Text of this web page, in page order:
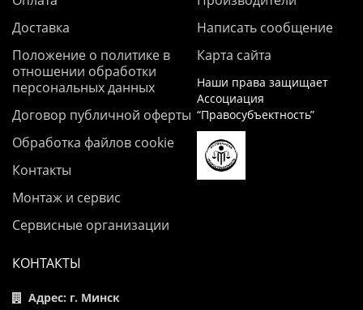
Доставка
Положение о политике в
отношении обработки
персональных данных
Договор публичной оферты
Обработка файлов cookie
Контакты
Монтаж и сервис
Сервисные организации
Написать сообщение
Карта сайта
Наши права защищает
Ассоциация
“Правосубъектность”
КОНТАКТЫ
Адрес: г. Минск